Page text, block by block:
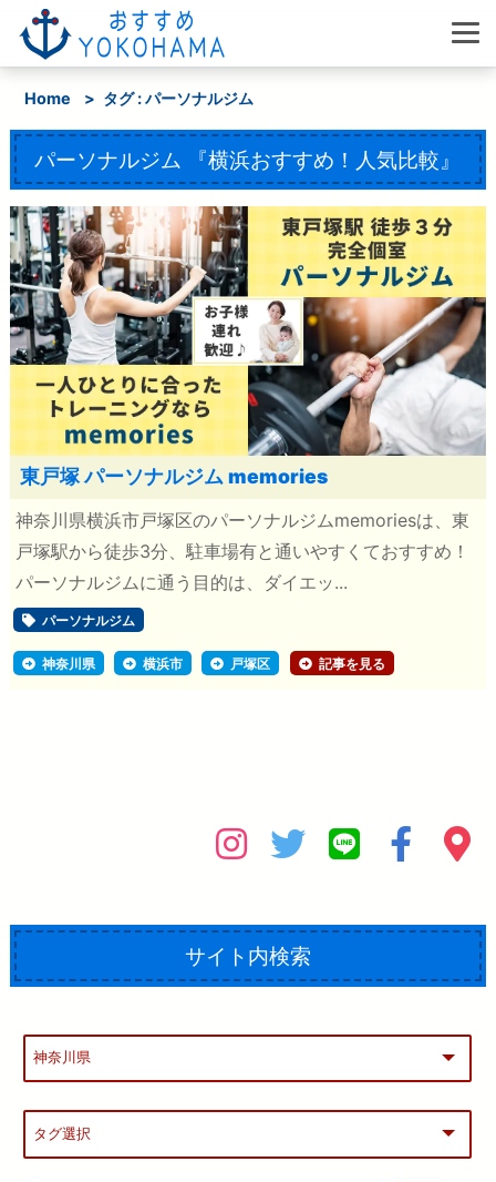
Home > タグ : パーソナルジム
パーソナルジム 『横浜おすすめ！人気比較』
東戸塚 パーソナルジム memories
神奈川県横浜市戸塚区のパーソナルジムmemoriesは、東
戸塚駅から徒歩3分、駐車場有と通いやすくておすすめ！
パーソナルジムに通う目的は、ダイエッ...
パーソナルジム
神奈川県 横浜市 戸塚区 記事を見る
サイト内検索